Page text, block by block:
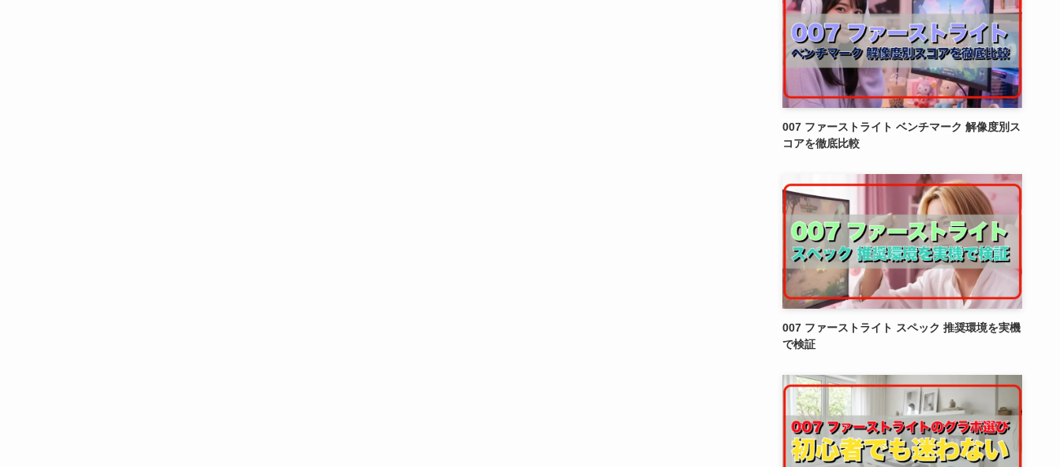
007 ファーストライト ベンチマーク 解像度別ス
コアを徹底比較
007 ファーストライト スペック 推奨環境を実機
で検証